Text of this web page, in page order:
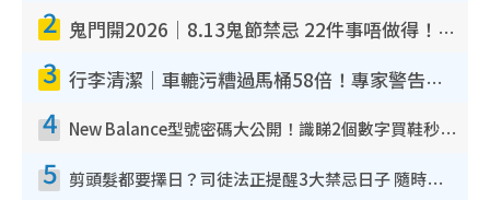
2 鬼門開2026｜8.13鬼節禁忌 22件事唔做得！燒肉、刺身要少食？半夜勿吹口哨/打呢個電話
3 行李清潔｜車轆污糟過馬桶58倍！專家警告忌用酒精抹 教1招免污手除菌
4 New Balance型號密碼大公開！識睇2個數字買鞋秒知功能免中伏 附5大熱門鞋款
5 剪頭髮都要擇日？司徒法正提醒3大禁忌日子 隨時剪走財運！呢日剪髮恐「剪壽命」？